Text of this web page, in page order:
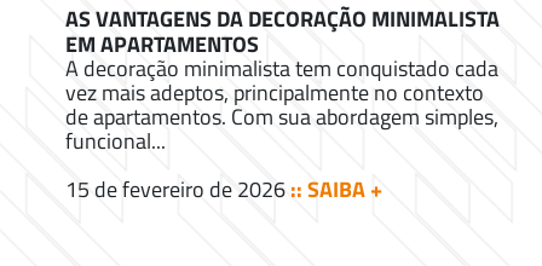
AS VANTAGENS DA DECORAÇÃO MINIMALISTA
EM APARTAMENTOS
A decoração minimalista tem conquistado cada
vez mais adeptos, principalmente no contexto
de apartamentos. Com sua abordagem simples,
funcional...
15 de fevereiro de 2026:: SAIBA +